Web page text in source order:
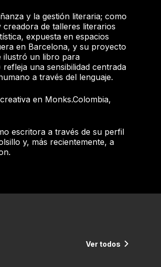
y la gestión literaria; como
de talleres literarios
expuesta en espacios
en Barcelona, y su proyecto
ilustró un libro para
una sensibilidad centrada
a través del lenguaje.
en Monks.Colombia,
escritora a través de su perfil
y, más recientemente, a
Ver todos